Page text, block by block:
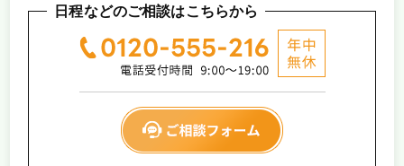
日程などのご相談はこちらから